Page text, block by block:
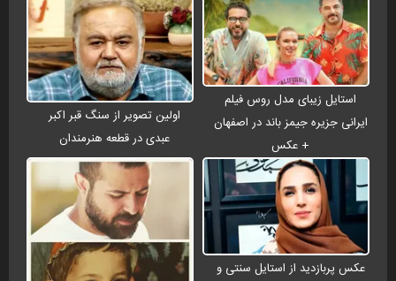
استایل زیبای مدل روس فیلم
ایرانی جزیره جیمز باند در اصفهان
+ عکس
اولین تصویر از سنگ قبر اکبر
عبدی در قطعه هنرمندان
عکس پربازدید از استایل سنتی و